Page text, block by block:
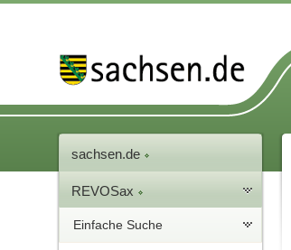
sachsen.de
REVOSax
Einfache Suche